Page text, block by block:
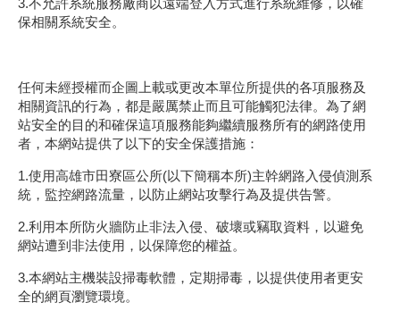
相關資訊的行為，都是嚴厲禁止而且可能觸犯法律。為了網
站安全的目的和確保這項服務能夠繼續服務所有的網路使用
者，本網站提供了以下的安全保護措施：
1.使用高雄市田寮區公所(以下簡稱本所)主幹網路入侵偵測系
統，監控網路流量，以防止網站攻擊行為及提供告警。
2.利用本所防火牆防止非法入侵、破壞或竊取資料，以避免
網站遭到非法使用，以保障您的權益。
3.本網站主機裝設掃毒軟體，定期掃毒，以提供使用者更安
全的網頁瀏覽環境。
4.於本網站主機定期進行弱點掃描，檢視系統漏洞修補情形